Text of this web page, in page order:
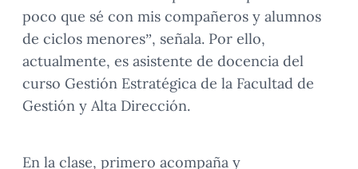
poco que sé con mis compañeros y alumnos
de ciclos menores”, señala. Por ello,
actualmente, es asistente de docencia del
curso Gestión Estratégica de la Facultad de
Gestión y Alta Dirección.
En la clase, primero acompaña y